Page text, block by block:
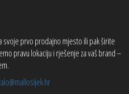
svoje prvo prodajno mjesto ili pak širite
pravu lokaciju i rješenje za vaš brand –